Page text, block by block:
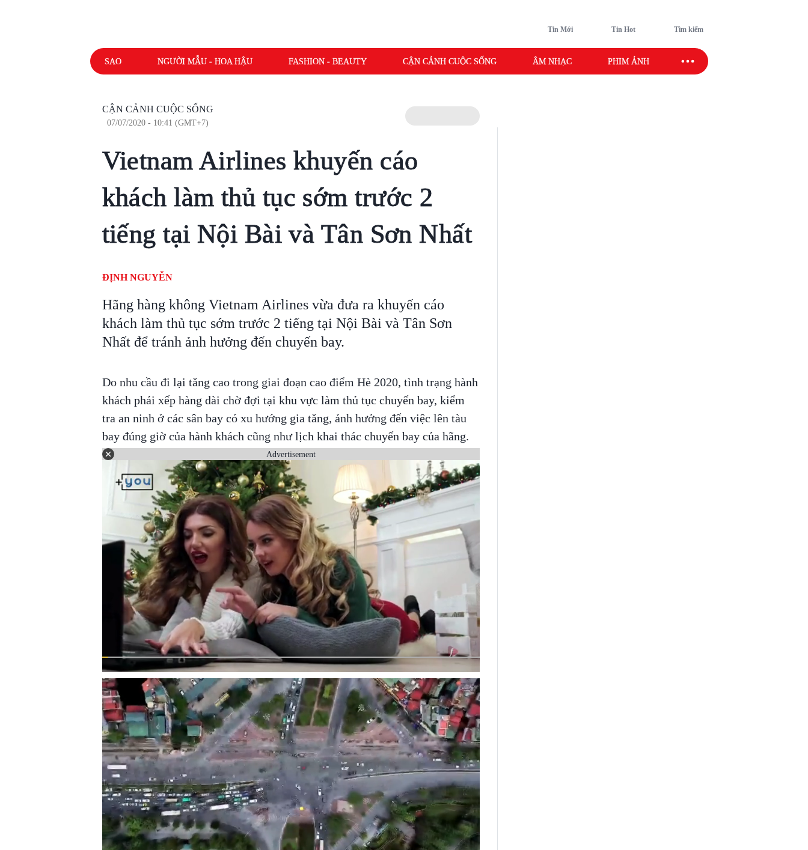
Tin Mới Tin Hot Tìm kiếm
SAO NGƯỜI MẪU - HOA HẬU FASHION - BEAUTY CẬN CẢNH CUỘC SỐNG ÂM NHẠC PHIM ẢNH SAO SPORT
CẬN CẢNH CUỘC SỐNG
07/07/2020 - 10:41 (GMT+7)
Vietnam Airlines khuyến cáo
khách làm thủ tục sớm trước 2
tiếng tại Nội Bài và Tân Sơn Nhất
ĐỊNH NGUYỄN
Hãng hàng không Vietnam Airlines vừa đưa ra khuyến cáo
khách làm thủ tục sớm trước 2 tiếng tại Nội Bài và Tân Sơn
Nhất để tránh ảnh hưởng đến chuyến bay.
Do nhu cầu đi lại tăng cao trong giai đoạn cao điểm Hè 2020, tình trạng hành
khách phải xếp hàng dài chờ đợi tại khu vực làm thủ tục chuyến bay, kiểm
tra an ninh ở các sân bay có xu hướng gia tăng, ảnh hưởng đến việc lên tàu
bay đúng giờ của hành khách cũng như lịch khai thác chuyến bay của hãng.
Advertisement